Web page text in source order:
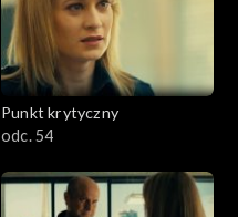
Punkt krytyczny
odc. 54